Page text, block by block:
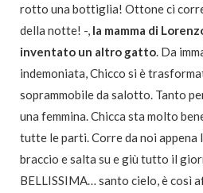
rotto una bottiglia! Ottone ci
della notte! -, la mamma di
inventato un altro gatto . Da
indemoniata, Chicco si è
soprammobile da salotto. Tanto
una femmina. Chicca sta molto
tutte le parti. Corre da noi appena
braccio e salta su e giù tutto il
BELLISSIMA… santo cielo, è così